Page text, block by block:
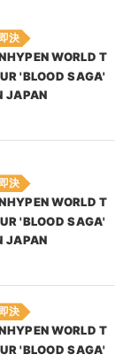
決
WORLD T
'BLOOD SAGA'
JAPAN
決
WORLD T
'BLOOD SAGA'
JAPAN
決
WORLD T
'BLOOD SAGA'